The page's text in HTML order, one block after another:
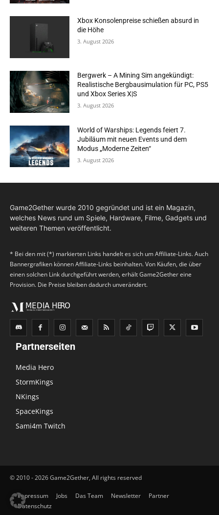
Xbox Konsolenpreise schießen absurd in
die Höhe
3. August 2026
Bergwerk – A Mining Sim angekündigt:
Realistische Bergbausimulation für PC, PS5
und Xbox Series X|S
3. August 2026
World of Warships: Legends feiert 7.
Jubiläum mit neuen Events und dem
Modus „Moderne Zeiten“
3. August 2026
Game2Gether wurde 2010 gegründet und ist ein Magazin,
welches News rund um Spiele, Hardware, Filme, Gadgets und
weiteren Themen veröffentlicht.
* Bei den mit (*) markierten Links handelt es sich um Affiliate-Links. Auch
Bannergrafiken können Affiliate-Links beinhalten. Von Käufen, die über
einen solchen Link durchgeführt werden, erhält Game2Gether eine
Provision. Die Preise bleiben dadurch unverändert.
Partnerseiten
Media Hero
StormKings
NKings
SpaceKings
Sami4m Twitch
© 2010 - 2026 Game2Gether, All rights reserved
Impressum Jobs Das Team Newsletter
Partner
Datenschutz